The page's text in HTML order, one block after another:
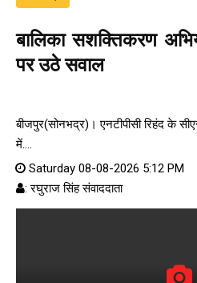
बालिका सशक्तिकरण
पर उठे सवाल
बीजपुर(सोनभद्र)। एनटीपीसी रिहंद के
में....
Saturday 08-08-2026 5:12 PM
: रघुराज सिंह संवाददाता